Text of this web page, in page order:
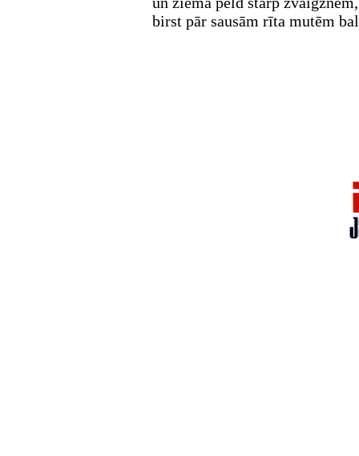
birst pār sausām rīta mutēm